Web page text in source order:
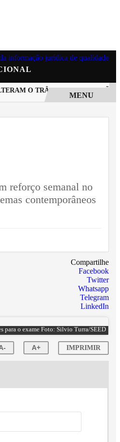
O TRÂNSITO NA MANHÃ
MENU
reforço semanal no
contemporâneos
Compartilhe
Facebook
Twitter
Whatsapp
Telegram
LinkedIn
para o exame Foto: Silvio Turra/SEED
A+ IMPRIMIR